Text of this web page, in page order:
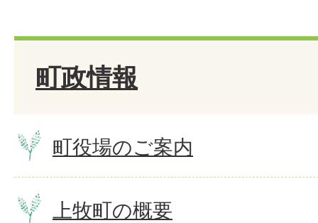
町政情報
町役場のご案内
上牧町の概要